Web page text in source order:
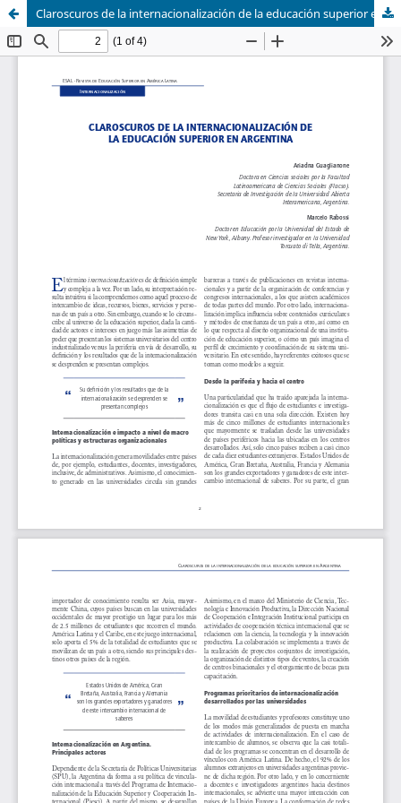
Claroscuros de la internacionalización de la educación superior en Argentina